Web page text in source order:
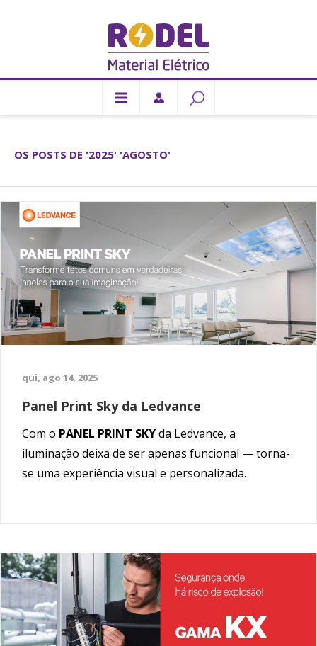
OS POSTS DE '2025' 'AGOSTO'
qui, ago 14, 2025
Panel Print Sky da Ledvance
Com o PANEL PRINT SKYda Ledvance, a
iluminação deixa de ser apenas funcional — torna-
se uma experiência visual e personalizada.